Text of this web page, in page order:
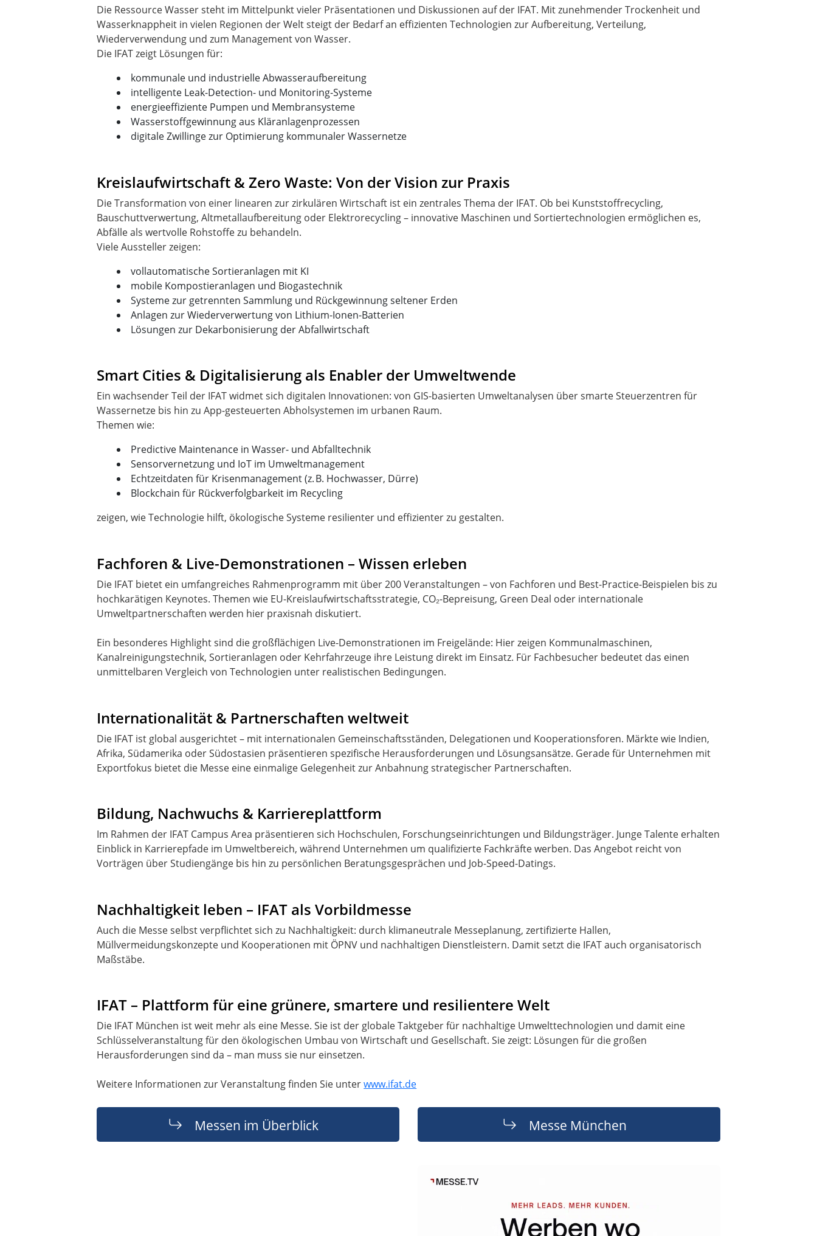
Die Ressource Wasser steht im Mittelpunkt vieler Präsentationen und Diskussionen auf der IFAT. Mit zunehmender Trockenheit und
Wasserknappheit in vielen Regionen der Welt steigt der Bedarf an effizienten Technologien zur Aufbereitung, Verteilung,
Wiederverwendung und zum Management von Wasser.
kommunale und industrielle Abwasseraufbereitung
intelligente Leak-Detection- und Monitoring-Systeme
energieeffiziente Pumpen und Membransysteme
Wasserstoffgewinnung aus Kläranlagenprozessen
digitale Zwillinge zur Optimierung kommunaler Wassernetze
Kreislaufwirtschaft & Zero Waste: Von der Vision zur Praxis
Die Transformation von einer linearen zur zirkulären Wirtschaft ist ein zentrales Thema der IFAT. Ob bei Kunststoffrecycling,
Bauschuttverwertung, Altmetallaufbereitung oder Elektrorecycling – innovative Maschinen und Sortiertechnologien ermöglichen es,
Abfälle als wertvolle Rohstoffe zu behandeln.
vollautomatische Sortieranlagen mit KI
mobile Kompostieranlagen und Biogastechnik
Systeme zur getrennten Sammlung und Rückgewinnung seltener Erden
Anlagen zur Wiederverwertung von Lithium-Ionen-Batterien
Lösungen zur Dekarbonisierung der Abfallwirtschaft
Smart Cities & Digitalisierung als Enabler der Umweltwende
Ein wachsender Teil der IFAT widmet sich digitalen Innovationen: von GIS-basierten Umweltanalysen über smarte Steuerzentren für
Wassernetze bis hin zu App-gesteuerten Abholsystemen im urbanen Raum.
Predictive Maintenance in Wasser- und Abfalltechnik
Sensorvernetzung und IoT im Umweltmanagement
Echtzeitdaten für Krisenmanagement (z. B. Hochwasser, Dürre)
Blockchain für Rückverfolgbarkeit im Recycling
zeigen, wie Technologie hilft, ökologische Systeme resilienter und effizienter zu gestalten.
Fachforen & Live-Demonstrationen – Wissen erleben
Die IFAT bietet ein umfangreiches Rahmenprogramm mit über 200 Veranstaltungen – von Fachforen und Best-Practice-Beispielen bis zu
hochkarätigen Keynotes. Themen wie EU-Kreislaufwirtschaftsstrategie, CO₂-Bepreisung, Green Deal oder internationale
Umweltpartnerschaften werden hier praxisnah diskutiert.
Ein besonderes Highlight sind die großflächigen Live-Demonstrationen im Freigelände: Hier zeigen Kommunalmaschinen,
Kanalreinigungstechnik, Sortieranlagen oder Kehrfahrzeuge ihre Leistung direkt im Einsatz. Für Fachbesucher bedeutet das einen
unmittelbaren Vergleich von Technologien unter realistischen Bedingungen.
Internationalität & Partnerschaften weltweit
Die IFAT ist global ausgerichtet – mit internationalen Gemeinschaftsständen, Delegationen und Kooperationsforen. Märkte wie Indien,
Afrika, Südamerika oder Südostasien präsentieren spezifische Herausforderungen und Lösungsansätze. Gerade für Unternehmen mit
Exportfokus bietet die Messe eine einmalige Gelegenheit zur Anbahnung strategischer Partnerschaften.
Bildung, Nachwuchs & Karriereplattform
Im Rahmen der IFAT Campus Area präsentieren sich Hochschulen, Forschungseinrichtungen und Bildungsträger. Junge Talente erhalten
Einblick in Karrierepfade im Umweltbereich, während Unternehmen um qualifizierte Fachkräfte werben. Das Angebot reicht von
Vorträgen über Studiengänge bis hin zu persönlichen Beratungsgesprächen und Job-Speed-Datings.
Nachhaltigkeit leben – IFAT als Vorbildmesse
Auch die Messe selbst verpflichtet sich zu Nachhaltigkeit: durch klimaneutrale Messeplanung, zertifizierte Hallen,
Müllvermeidungskonzepte und Kooperationen mit ÖPNV und nachhaltigen Dienstleistern. Damit setzt die IFAT auch organisatorisch
Maßstäbe.
IFAT – Plattform für eine grünere, smartere und resilientere Welt
Die IFAT München ist weit mehr als eine Messe. Sie ist der globale Taktgeber für nachhaltige Umwelttechnologien und damit eine
Schlüsselveranstaltung für den ökologischen Umbau von Wirtschaft und Gesellschaft. Sie zeigt: Lösungen für die großen
Herausforderungen sind da – man muss sie nur einsetzen.
Weitere Informationen zur Veranstaltung finden Sie unterwww.ifat.de
Messen im Überblick Messe München